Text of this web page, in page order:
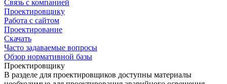
Связь с компанией
Проектировщику
Работа с сайтом
Проектирование
Скачать
Часто задаваемые вопросы
Обзор нормативной базы
Проектировщику
В разделе для проектировщиков доступны материалы